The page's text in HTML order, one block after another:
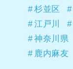
杉並区
江戸川
神奈川県
鹿内麻友